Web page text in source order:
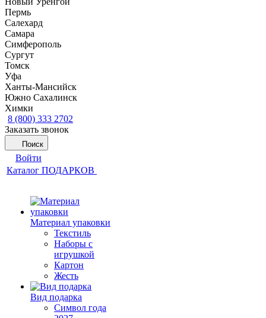
Пермь
Салехард
Самара
Симферополь
Сургут
Томск
Уфа
Ханты-Мансийск
Южно Сахалинск
Химки
8 (800) 333 2702
Заказать звонок
Поиск
Войти
Каталог ПОДАРКОВ
Материал упаковки
Текстиль
Наборы с
игрушкой
Картон
Жесть
Вид подарка
Символ года